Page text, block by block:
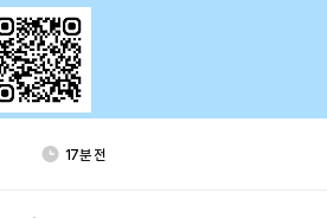
1시간 전
17분 전